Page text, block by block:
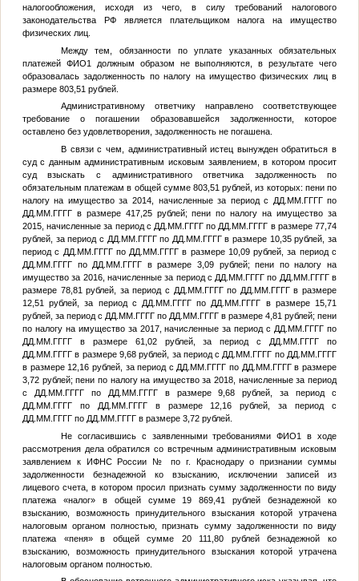
налогообложения, исходя из чего, в силу требований налогового
законодательства РФ является плательщиком налога на имущество
физических лиц.
Между тем, обязанности по уплате указанных обязательных
платежей ФИО1
должным образом не выполняются, в результате чего
образовалась задолженность по налогу на имущество физических лиц в
размере 803,51 рублей.
Административному ответчику направлено соответствующее
требование о погашении образовавшейся задолженности, которое
оставлено без удовлетворения, задолженность не погашена.
В связи с чем, административный истец вынужден обратиться в
суд с данным административным исковым заявлением, в котором просит
суд взыскать с административного ответчика задолженность по
обязательным платежам в общей сумме 803,51 рублей, из которых: пени по
налогу на имущество за 2014, начисленные за период с
ДД.ММ.ГГГГпо
ДД.ММ.ГГГГв размере 417,25 рублей; пени по налогу на имущество за
2015, начисленные за период с ДД.ММ.ГГГГ по ДД.ММ.ГГГГ в размере 77,74
рублей, за период с ДД.ММ.ГГГГпо ДД.ММ.ГГГГв размере 10,35 рублей, за
период с ДД.ММ.ГГГГпо ДД.ММ.ГГГГ в размере 10,09 рублей, за период с
ДД.ММ.ГГГГпо ДД.ММ.ГГГГ в размере 3,09 рублей; пени по налогу на
имущество за 2016, начисленные за период с ДД.ММ.ГГГГ по ДД.ММ.ГГГГв
размере 78,81 рублей, за период с ДД.ММ.ГГГГпо ДД.ММ.ГГГГв размере
12,51 рублей, за период с ДД.ММ.ГГГГ по ДД.ММ.ГГГГ в размере 15,71
рублей, за период с ДД.ММ.ГГГГ по ДД.ММ.ГГГГ в размере 4,81 рублей; пени
по налогу на имущество за 2017, начисленные за период с ДД.ММ.ГГГГ по
ДД.ММ.ГГГГв размере 61,02 рублей, за период с ДД.ММ.ГГГГ по
ДД.ММ.ГГГГв размере 9,68 рублей, за период с ДД.ММ.ГГГГ по ДД.ММ.ГГГГ
в размере 12,16 рублей, за период с ДД.ММ.ГГГГ по ДД.ММ.ГГГГв размере
3,72 рублей; пени по налогу на имущество за 2018, начисленные за период
с ДД.ММ.ГГГГпо ДД.ММ.ГГГГв размере 9,68 рублей, за период с
ДД.ММ.ГГГГпо ДД.ММ.ГГГГв размере 12,16 рублей, за период с
ДД.ММ.ГГГГпо ДД.ММ.ГГГГв размере 3,72 рублей.
Не согласившись с заявленными требованиямиФИО1
в ходе
рассмотрения дела обратился со встречным административным исковым
заявлением к ИФНС России №
по г. Краснодару о признании суммы
задолженности безнадежной ко взысканию, исключении записей из
лицевого счета, в котором просил признать сумму задолженности по виду
платежа «налог» в общей сумме 19 869,41 рублей безнадежной ко
взысканию, возможность принудительного взыскания которой утрачена
налоговым органом полностью, признать сумму задолженности по виду
платежа «пеня» в общей сумме 20 111,80 рублей безнадежной ко
взысканию, возможность принудительного взыскания которой утрачена
налоговым органом полностью.